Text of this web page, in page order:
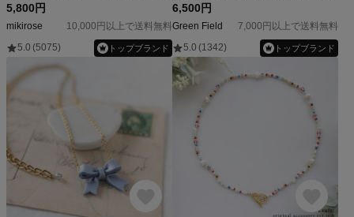
5,800円
mikirose
10,000円以上で送料無料
5.0 (5075) トップブランド
6,500円
Green Field
7,000円以上で送料無料
5.0 (1342) トップブランド